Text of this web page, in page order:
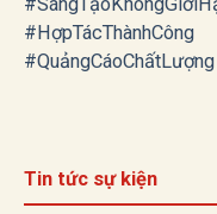
#HợpTácThànhCông
#QuảngCáoChấtLượng
Tin tức sự kiện